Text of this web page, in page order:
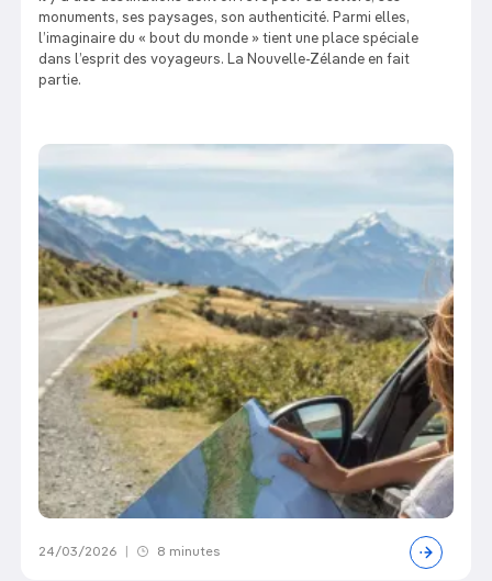
monuments, ses paysages, son authenticité. Parmi elles,
l’imaginaire du « bout du monde » tient une place spéciale
dans l’esprit des voyageurs. La Nouvelle-Zélande en fait
partie.
24/03/2026 8 minutes